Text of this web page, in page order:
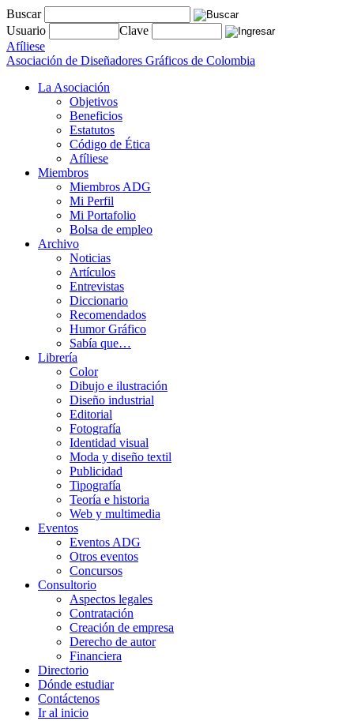
Buscar
Usuario
Clave
Afíliese
Asociación de Diseñadores Gráficos de Colombia
La Asociación
Objetivos
Beneficios
Estatutos
Código de Ética
Afíliese
Miembros
Miembros ADG
Mi Perfil
Mi Portafolio
Bolsa de empleo
Archivo
Noticias
Artículos
Entrevistas
Diccionario
Recomendados
Humor Gráfico
Sabía que…
Librería
Color
Dibujo e ilustración
Diseño industrial
Editorial
Fotografía
Identidad visual
Moda y diseño textil
Publicidad
Tipografía
Teoría e historia
Web y multimedia
Eventos
Eventos ADG
Otros eventos
Concursos
Consultorio
Aspectos legales
Contratación
Creación de empresa
Derecho de autor
Financiera
Directorio
Dónde estudiar
Contáctenos
Ir al inicio